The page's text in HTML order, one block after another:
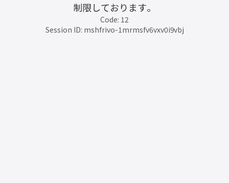
制限しております。
Code: 12
Session ID: mshfrivo-1mrmsfv6vxv0i9vbj